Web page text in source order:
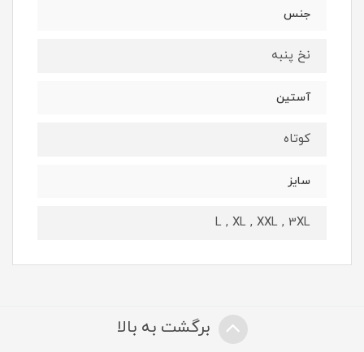
جنس
نخ پنبه
آستین
کوتاه
سایز
L , XL , XXL , 3XL
برگشت به بالا